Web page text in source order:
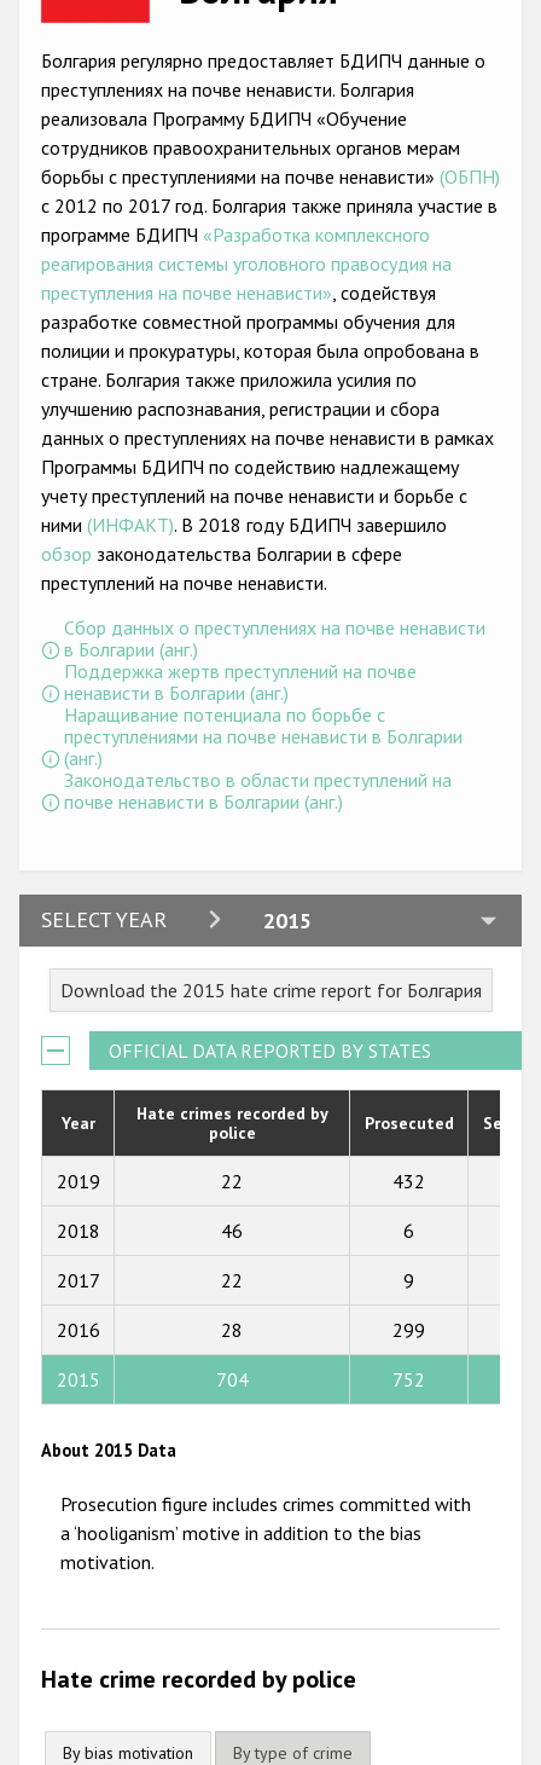
Anti-Roma hate crime
Anti-Semitic hate crime
Anti-Muslim hate crime
Anti-Christian hate crime
Other hate crime based on religion or belief
Gender-based hate crime
Anti-LGBTI hate crime
Disability hate crime
Проекты БДИПЧ
Организации гражданского общества
Государства-участники
Болгария регулярно предоставляет БДИПЧ данные о
преступлениях на почве ненависти. Болгария
реализовала Программу БДИПЧ «Обучение
сотрудников правоохранительных органов мерам
борьбы с преступлениями на почве ненависти» (ОБПН)
с 2012 по 2017 год. Болгария также приняла участие в
программе БДИПЧ «Разработка комплексного
реагирования системы уголовного правосудия на
преступления на почве ненависти», содействуя
разработке совместной программы обучения для
полиции и прокуратуры, которая была опробована в
стране. Болгария также приложила усилия по
улучшению распознавания, регистрации и сбора
данных о преступлениях на почве ненависти в рамках
Программы БДИПЧ по содействию надлежащемy
учету преступлений на почве ненависти и борьбе с
ними (ИНФАКТ). В 2018 году БДИПЧ завершило
обзор законодательства Болгарии в сфере
преступлений на почве ненависти.
Сбор данных о преступлениях на почве ненависти
в Болгарии (анг.)
Поддержка жертв преступлений на почве
ненависти в Болгарии (анг.)
Наращивание потенциала по борьбе с
преступлениями на почве ненависти в Болгарии
(анг.)
Законодательство в области преступлений на
почве ненависти в Болгарии (анг.)
SELECT YEAR 2015
2024
2022
2021
2020
2015
2014
2010
Download the 2015 hate crime report for Болгария
OFFICIAL DATA REPORTED BY STATES
Year
Hate crimes recorded by
police
Prosecuted
2019 22 432
2018 46 6
2017 22 9
2016 28 299
2015 704 752
About 2015 Data
Prosecution figure includes crimes committed with
a ‘hooliganism’ motive in addition to the bias
motivation.
Hate crime recorded by police
By bias motivation By type of crime